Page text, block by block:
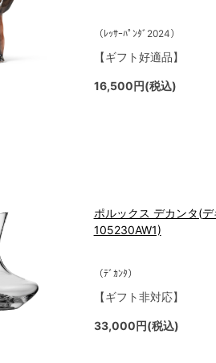
（ﾚｯｻｰﾊﾟﾝﾀﾞ2024）
【ギフト好適品】
16,500円(税込)
ポルックス デカンタ(
105230AW1)
（ﾃﾞｶﾝﾀ）
【ギフト非対応】
33,000円(税込)